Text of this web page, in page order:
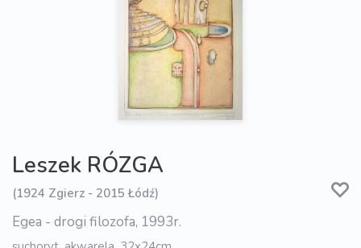
Leszek RÓZGA
(1924 Zgierz - 2015 Łódź)
Egea - drogi filozofa, 1993r.